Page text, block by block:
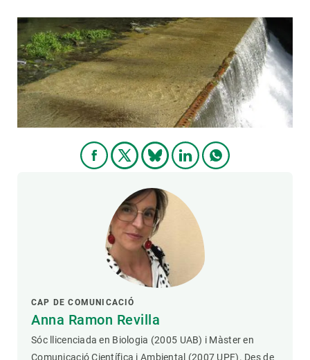
CAP DE COMUNICACIÓ
Anna Ramon Revilla
Sóc llicenciada en Biologia (2005 UAB) i Màster en
Comunicació Científica i Ambiental (2007 UPF). Des de